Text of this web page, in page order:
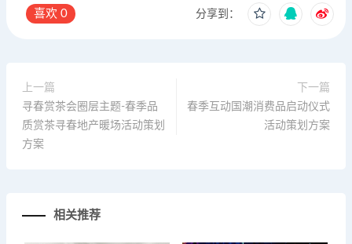
喜欢 0 分享到：
上一篇
寻春赏茶会圈层主题-春季品
质赏茶寻春地产暖场活动策划
方案
下一篇
春季互动国潮消费品启动仪式
活动策划方案
相关推荐